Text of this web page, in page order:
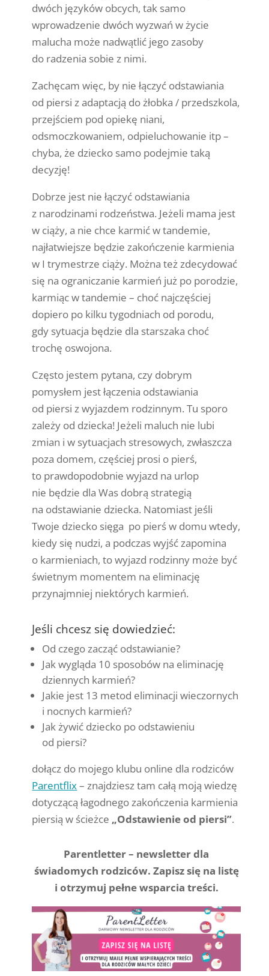
dwóch języków obcych, tak samo
wprowadzenie dwóch wyzwań w życie
malucha może nadwątlić jego zasoby
do radzenia sobie z nimi.
Zachęcam więc, by nie łączyć odstawiania
od piersi z adaptacją do żłobka / przedszkola,
przejściem pod opiekę niani,
odsmoczkowaniem, odpieluchowanie itp –
chyba, że dziecko samo podejmie taką
decyzję!
Dobrze jest nie łączyć odstawiania
z narodzinami rodzeństwa. Jeżeli mama jest
w ciąży, a nie chce karmić w tandemie,
najłatwiejsze będzie zakończenie karmienia
w I trymestrze ciąży. Można też zdecydować
się na ograniczanie karmień już po porodzie,
karmiąc w tandemie – choć najczęściej
dopiero po kilku tygodniach od porodu,
gdy sytuacja będzie dla starszaka choć
trochę oswojona.
Często jestem pytana, czy dobrym
pomysłem jest łączenia odstawiania
od piersi z wyjazdem rodzinnym. Tu sporo
zależy od dziecka! Jeżeli maluch nie lubi
zmian i w sytuacjach stresowych, zwłaszcza
poza domem, częściej prosi o pierś,
to prawdopodobnie wyjazd na urlop
nie będzie dla Was dobrą strategią
na odstawianie dziecka. Natomiast jeśli
Twoje dziecko sięga po pierś w domu wtedy,
kiedy się nudzi, a podczas wyjść zapomina
o karmieniach, to wyjazd rodzinny może być
świetnym momentem na eliminację
przynajmniej niektórych karmień.
Jeśli chcesz się dowiedzieć:
Od czego zacząć odstawianie?
Jak wygląda 10 sposobów na eliminację
dziennych karmień?
Jakie jest 13 metod eliminacji wieczornych
i nocnych karmień?
Jak żywić dziecko po odstawieniu
od piersi?
dołącz do mojego klubu online dla rodziców
Parentflix– znajdziesz tam całą moją wiedzę
dotyczącą łagodnego zakończenia karmienia
piersią w ścieżce „Odstawienie od piersi”.
Parentletter – newsletter dla
świadomych rodziców. Zapisz się na listę
i otrzymuj pełne wsparcia treści.